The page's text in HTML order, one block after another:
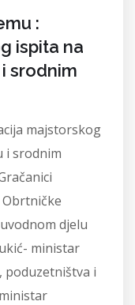
:
ispita na
srodnim
majstorskog
i srodnim
Obrtničke
djelu
ministar
poduzetništva i